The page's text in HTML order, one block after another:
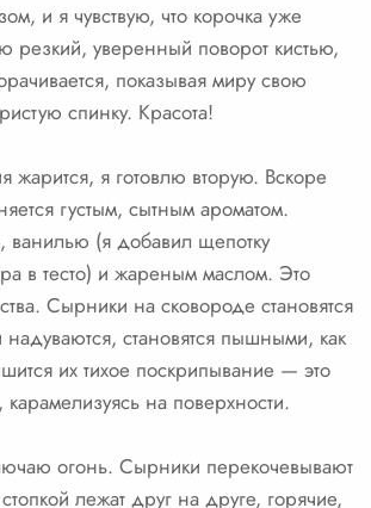
и я чувствую, что корочка уже
резкий, уверенный поворот кистью,
показывая миру свою
спинку. Красота!
жарится, я готовлю вторую. Вскоре
густым, сытным ароматом.
ванилью (я добавил щепотку
в тесто) и жареным маслом. Это
Сырники на сковороде становятся
становятся пышными, как
их тихое поскрипывание — это
карамелизуясь на поверхности.
огонь. Сырники перекочевывают
лежат друг на друге, горячие,